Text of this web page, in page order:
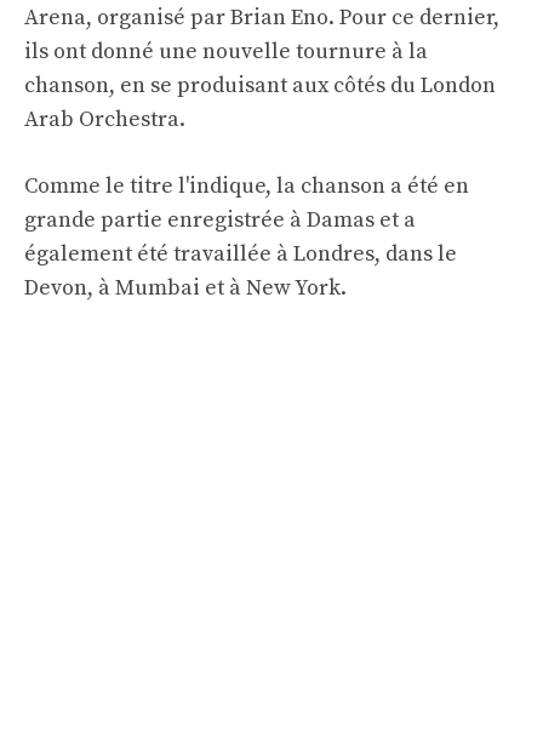
Arena, organisé par Brian Eno. Pour ce dernier,
ils ont donné une nouvelle tournure à la
chanson, en se produisant aux côtés du London
Arab Orchestra.
Comme le titre l'indique, la chanson a été en
grande partie enregistrée à Damas et a
également été travaillée à Londres, dans le
Devon, à Mumbai et à New York.